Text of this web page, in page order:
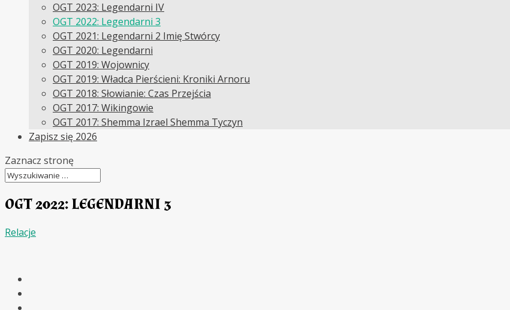
OGT 2023: Legendarni IV
OGT 2022: Legendarni 3
OGT 2021: Legendarni 2 Imię Stwórcy
OGT 2020: Legendarni
OGT 2019: Wojownicy
OGT 2019: Władca Pierścieni: Kroniki Arnoru
OGT 2018: Słowianie: Czas Przejścia
OGT 2017: Wikingowie
OGT 2017: Shemma Izrael Shemma Tyczyn
Zapisz się 2026
Zaznacz stronę
OGT 2022: LEGENDARNI 3
Relacje